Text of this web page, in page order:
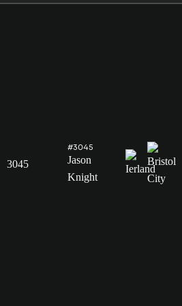
3045
#3045
Jason
Knight